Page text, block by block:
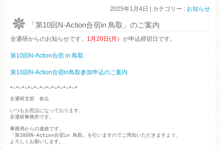
2025年1月4日 カテゴリー : お知らせ
「第10回N-Action合宿in 鳥取」のご案内
全通研からのお知らせです。 1月20日(月）が申込締切日です。
第10回N-Action合宿 in 鳥取
第10回N-Action合宿in鳥取参加申込のご案内
*~*~*~*~*~*~*~*~*~*~*~*
全通研支部　各位
いつもお世話になっております。
全通研事務所です。
事務局からの連絡です。
「第10回N-Action合宿in 鳥取」を行いますのでご周知いただきますよう、
よろしくお願いします。